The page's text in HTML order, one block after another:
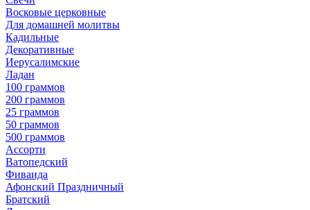
Восковые церковные
Для домашней молитвы
Кадильные
Декоративные
Иерусалимские
Ладан
100 граммов
200 граммов
25 граммов
50 граммов
500 граммов
Ассорти
Ватопедский
Фиваида
Афонский Праздничный
Братский